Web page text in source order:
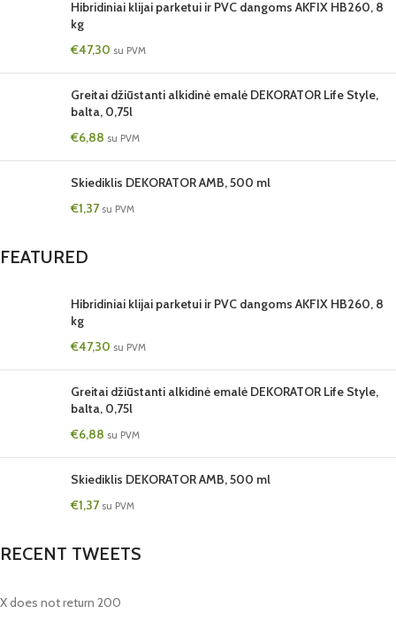
Hibridiniai klijai parketui ir PVC dangoms AKFIX HB260, 8
kg
€47,30 su PVM
Greitai džiūstanti alkidinė emalė DEKORATOR Life Style,
balta, 0,75l
€6,88 su PVM
Skiediklis DEKORATOR AMB, 500 ml
€1,37 su PVM
FEATURED
Hibridiniai klijai parketui ir PVC dangoms AKFIX HB260, 8
kg
€47,30 su PVM
Greitai džiūstanti alkidinė emalė DEKORATOR Life Style,
balta, 0,75l
€6,88 su PVM
Skiediklis DEKORATOR AMB, 500 ml
€1,37 su PVM
RECENT TWEETS
X does not return 200